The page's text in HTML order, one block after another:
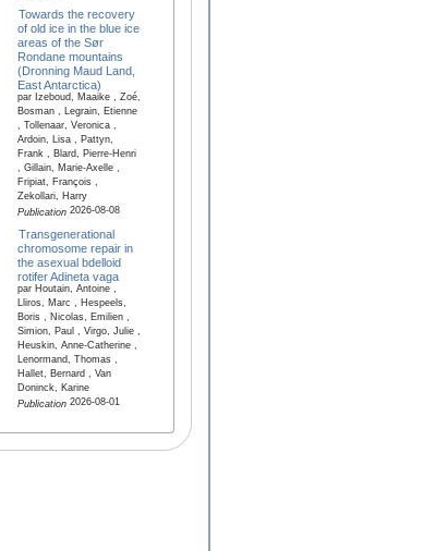
Towards the recovery
of old ice in the blue ice
areas of the Sør
Rondane mountains
(Dronning Maud Land,
East Antarctica)
par Izeboud, Maaike , Zoé,
Bosman , Legrain, Etienne
, Tollenaar, Veronica ,
Ardoin, Lisa , Pattyn,
Frank , Blard, Pierre-Henri
, Gillain, Marie-Axelle ,
Fripiat, François ,
Zekollari, Harry
Publication2026-08-08
Transgenerational
chromosome repair in
the asexual bdelloid
rotifer Adineta vaga
par Houtain, Antoine ,
Lliros, Marc , Hespeels,
Boris , Nicolas, Emilien ,
Simion, Paul , Virgo, Julie ,
Heuskin, Anne-Catherine ,
Lenormand, Thomas ,
Hallet, Bernard , Van
Doninck, Karine
Publication2026-08-01